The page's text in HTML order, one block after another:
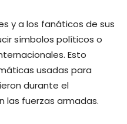
y a los fanáticos de sus
símbolos políticos o
Esto
usadas para
durante el
las fuerzas armadas.